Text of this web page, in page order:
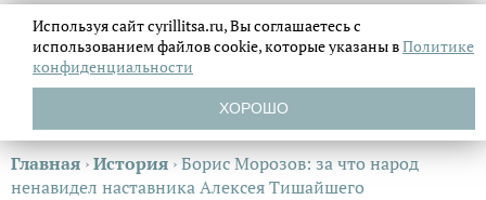
Главная ›История ›Борис Морозов: за что народ
ненавидел наставника Алексея Тишайшего
Используя сайт cyrillitsa.ru, Вы соглашаетесь с
использованием файловcookie, которые указаны вПолитике
конфиденциальности
ХОРОШО